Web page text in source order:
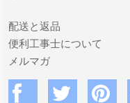
配送と返品
便利工事士について
メルマガ